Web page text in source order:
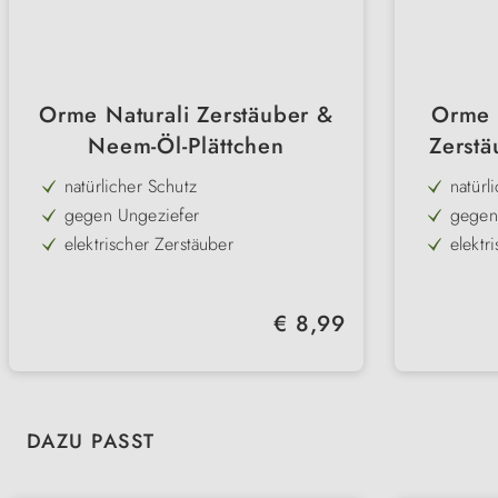
Orme Naturali Zerstäuber &
Neem-Öl-Plättchen
natürlicher Schutz
gegen Ungeziefer
elektrischer Zerstäuber
unbedenklich für Mensch und TierRegulärer Preis:
€ 8,99
Orme
Produktgalerie überspringen
DAZU PASST